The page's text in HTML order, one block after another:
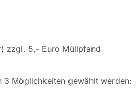
zzgl. 5,- Euro Müllpfand
3 Möglichkeiten gewählt werden: